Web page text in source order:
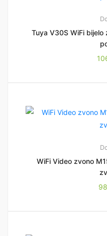
Tuya V30S WiFi
WiFi Video zvono